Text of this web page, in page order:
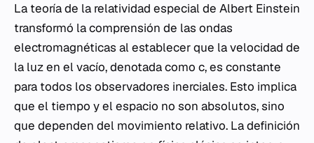
La teoría de la relatividad especial de Albert Einstein
transformó la comprensión de las ondas
electromagnéticas al establecer que la velocidad de
la luz en el vacío, denotada como c, es constante
para todos los observadores inerciales. Esto implica
que el tiempo y el espacio no son absolutos, sino
que dependen del movimiento relativo. La definición